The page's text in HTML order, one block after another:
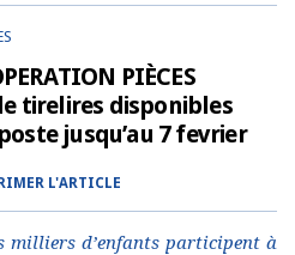
PIÈCES
tirelires disponibles
jusqu’au 7 fevrier
L'ARTICLE
milliers d’enfants participent à